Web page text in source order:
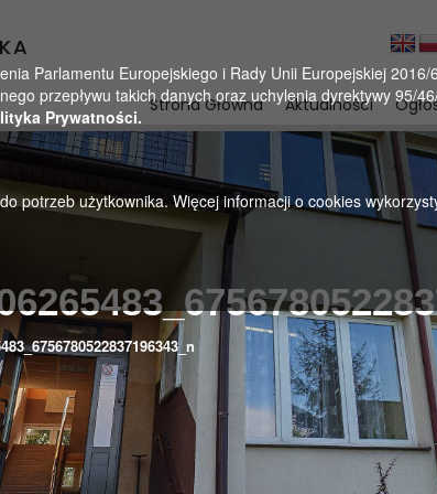
Parlamentu Europejskiego i Rady Unii Europejskiej
przepływu takich danych oraz uchylenia dyrektywy 95/
Prywatności.
potrzeb użytkownika. Więcej informacji o cookies
Strona Główna
Aktualności